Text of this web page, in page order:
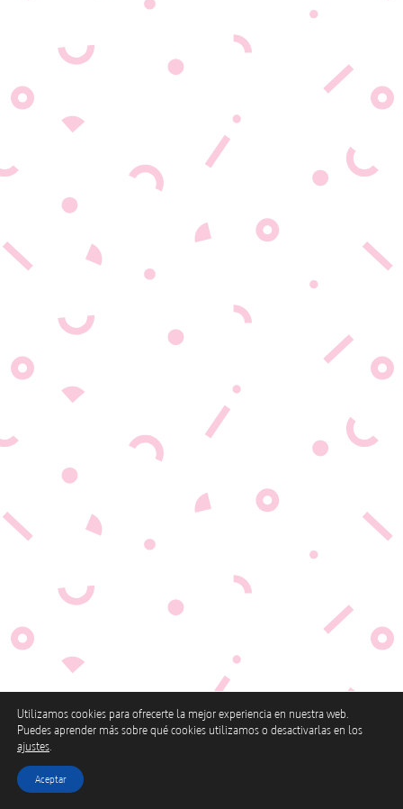
Utilizamos cookies para ofrecerte la mejor experiencia en nuestra web.
Puedes aprender más sobre qué cookies utilizamos o desactivarlas en los
ajustes
Aceptar